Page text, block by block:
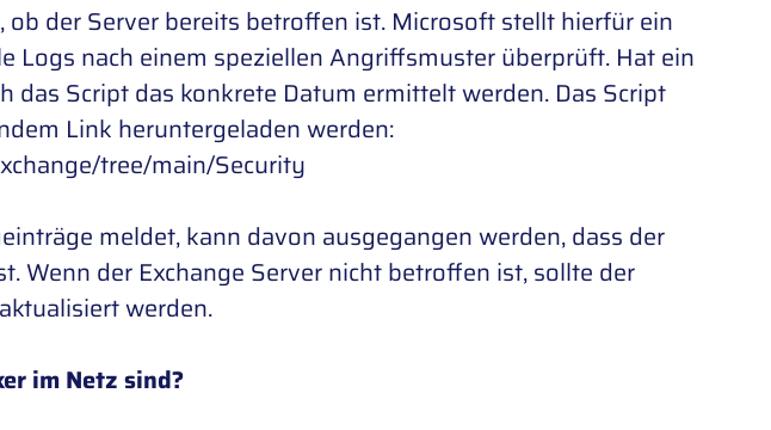
der Server bereits betroffen ist. Microsoft stellt hierfür ein
Logs nach einem speziellen Angriffsmuster überprüft. Hat ein
Script das konkrete Datum ermittelt werden. Das Script
Link heruntergeladen werden:
tree/main/Security
meldet, kann davon ausgegangen werden, dass der
Wenn der Exchange Server nicht betroffen ist, sollte der
werden.
im Netz sind?